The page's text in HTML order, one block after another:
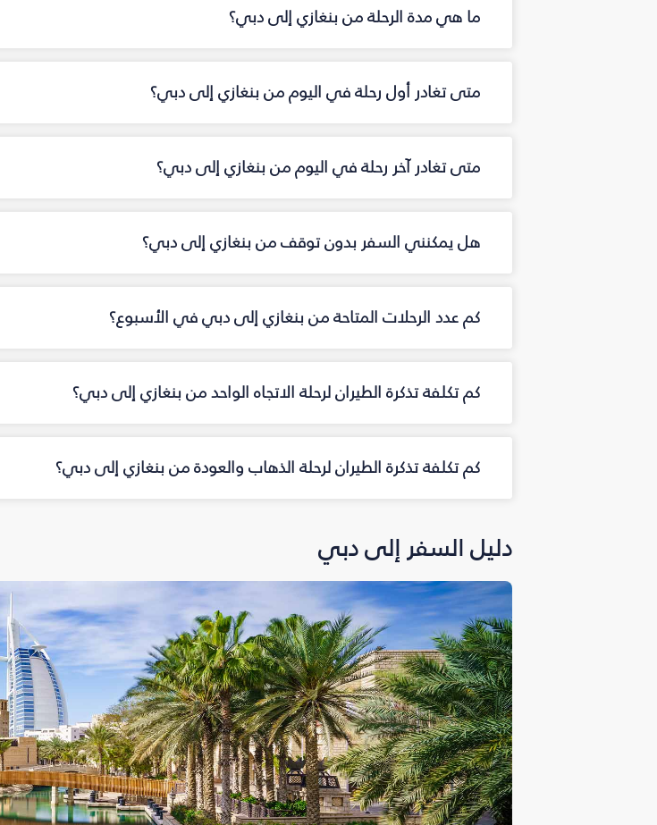
ما هي مدة الرحلة من بنغازي إلى دبي؟
متى تغادر أول رحلة في اليوم من بنغازي إلى دبي؟
متى تغادر آخر رحلة في اليوم من بنغازي إلى دبي؟
هل يمكنني السفر بدون توقف من بنغازي إلى دبي؟
كم عدد الرحلات المتاحة من بنغازي إلى دبي في الأسبوع؟
كم تكلفة تذكرة الطيران لرحلة الاتجاه الواحد من بنغازي إلى دبي؟
كم تكلفة تذكرة الطيران لرحلة الذهاب والعودة من بنغازي إلى دبي؟
دليل السفر إلى دبي